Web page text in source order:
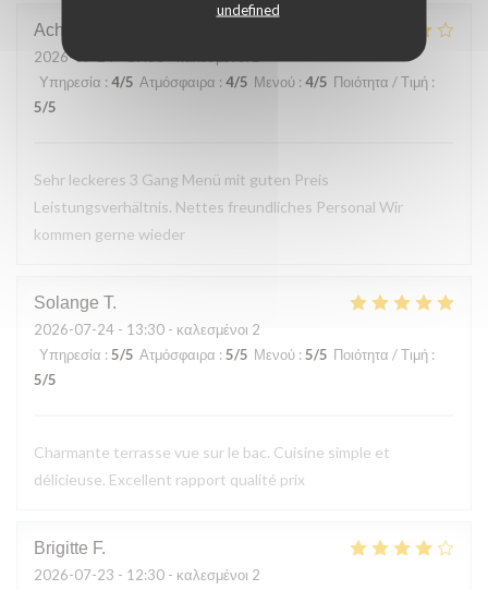
undefined
Achim
2026-07-24
Υπηρεσία : 4/5 Ατμόσφαιρα : 4/5 Μενού : 4/5 Ποιότητα / Τιμή :
5/5
Sehr leckeres 3 Gang Menü mit guten Preis
Leistungsverhältnis. Nettes freundliches Personal Wir
kommen gerne wieder
Solange T
2026-07-24 - 13:30 - καλεσμένοι 2
Υπηρεσία : 5/5 Ατμόσφαιρα : 5/5 Μενού : 5/5 Ποιότητα / Τιμή :
5/5
Charmante terrasse vue sur le bac. Cuisine simple et
délicieuse. Excellent rapport qualité prix
Brigitte F
2026-07-23 - 12:30 - καλεσμένοι 2